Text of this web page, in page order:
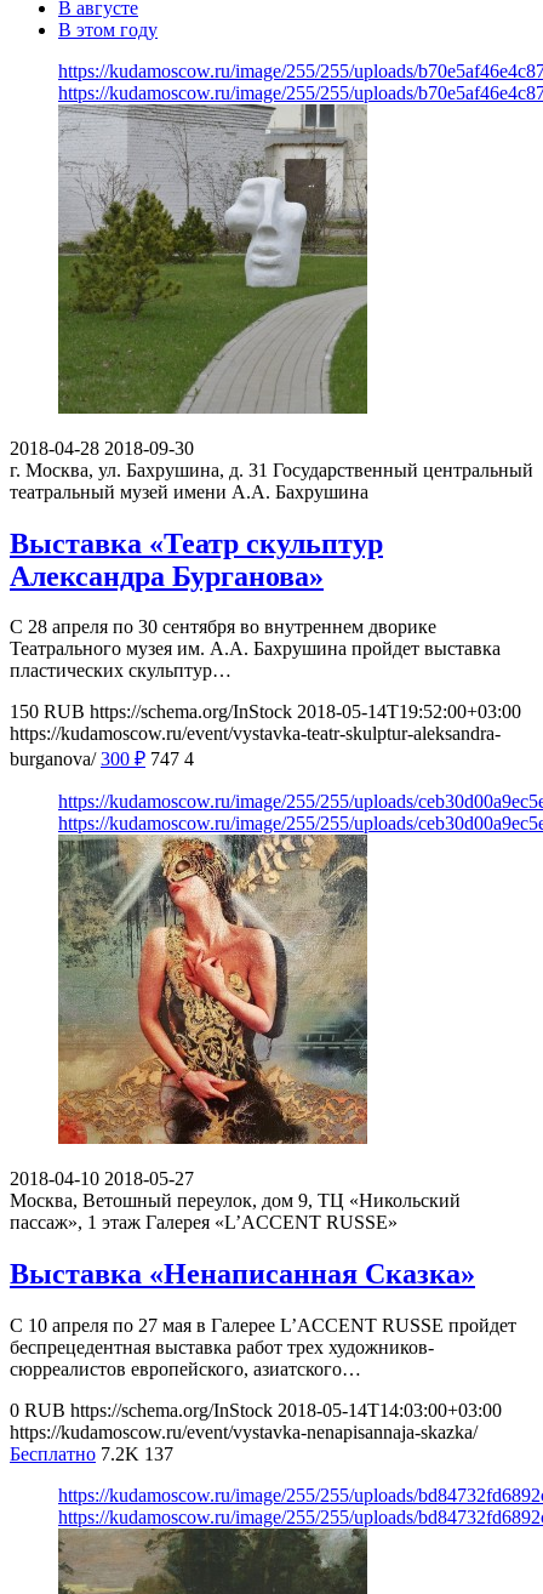
В августе
В этом году
https://kudamoscow.ru/image/255/255/uploads/
https://kudamoscow.ru/image/255/255/uploads/
2018-04-28 2018-09-30
г. Москва, ул. Бахрушина, д. 31 Государственный центральный
театральный музей имени А.А. Бахрушина
Выставка «Театр скульптур
Александра Бурганова»
С 28 апреля по 30 сентября во внутреннем дворике
Театрального музея им. А.А. Бахрушина пройдет выставка
пластических скульптур…
150 RUB https://schema.org/InStock 2018-05-14T19:52:00+03:00
https://kudamoscow.ru/event/vystavka-teatr-skulptur-aleksandra-
burganova/ 300 ₽ 747 4
https://kudamoscow.ru/image/255/255/uploads/
https://kudamoscow.ru/image/255/255/uploads/
2018-04-10 2018-05-27
Москва, Ветошный переулок, дом 9, ТЦ «Никольский
пассаж», 1 этаж Галерея «L’ACCENT RUSSE»
Выставка «Ненаписанная Сказка»
С 10 апреля по 27 мая в Галерее L’ACCENT RUSSE пройдет
беспрецедентная выставка работ трех художников-
сюрреалистов европейского, азиатского…
0 RUB https://schema.org/InStock 2018-05-14T14:03:00+03:00
https://kudamoscow.ru/event/vystavka-nenapisannaja-skazka/
Бесплатно 7.2K 137
https://kudamoscow.ru/image/255/255/uploads/
https://kudamoscow.ru/image/255/255/uploads/